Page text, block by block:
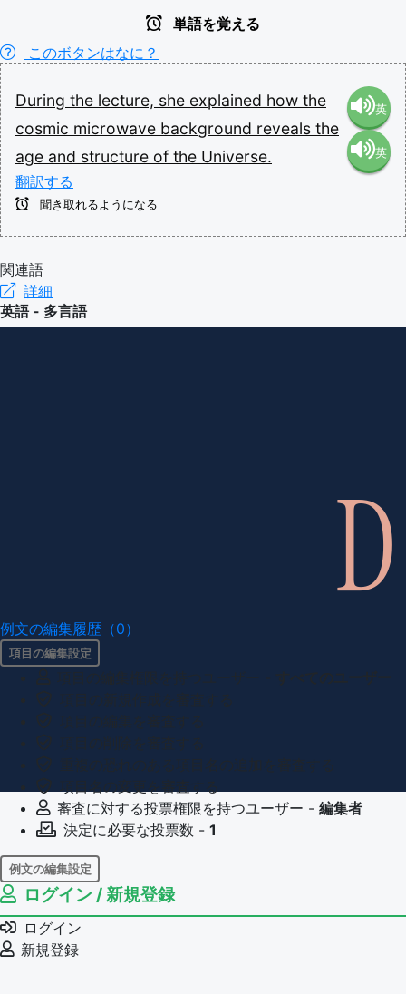
単語を覚える
このボタンはなに？
During the lecture, she explained how the
cosmic microwave background reveals the
age and structure of the Universe.
翻訳する
英
語（米
英
聞き取れるようになる
関連語
詳細
英語 - 多言語
例文の編集履歴（0）
項目の編集設定
審査に対する投票権限を持つユーザー - 編集者
決定に必要な投票数 - 1
例文の編集設定
例文の編集権限を持つユーザー -
例文の削除を審査する
審査に対する投票権限を持つユーザー -
決定に必要な投票数 -
ログイン / 新規登録
ログイン
新規登録